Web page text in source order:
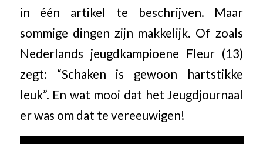
in één artikel te beschrijven. Maar
sommige dingen zijn makkelijk. Of zoals
Nederlands jeugdkampioene Fleur (13)
zegt: “Schaken is gewoon hartstikke
leuk”. En wat mooi dat het Jeugdjournaal
er was om dat te vereeuwigen!